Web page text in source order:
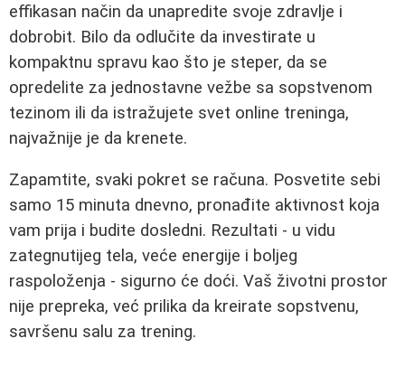
effikasan način da unapredite svoje zdravlje i
dobrobit. Bilo da odlučite da investirate u
kompaktnu spravu kao što je steper, da se
opredelite za jednostavne vežbe sa sopstvenom
tezinom ili da istražujete svet online treninga,
najvažnije je da krenete.
Zapamtite, svaki pokret se računa. Posvetite sebi
samo 15 minuta dnevno, pronađite aktivnost koja
vam prija i budite dosledni. Rezultati - u vidu
zategnutijeg tela, veće energije i boljeg
raspoloženja - sigurno će doći. Vaš životni prostor
nije prepreka, već prilika da kreirate sopstvenu,
savršenu salu za trening.